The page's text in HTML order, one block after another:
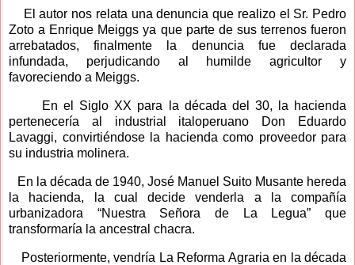
El autor nos relata una denuncia que realizo el Sr. Pedro
Zoto a Enrique Meiggs ya que parte de sus terrenos fueron
arrebatados, finalmente la denuncia fue declarada
infundada, perjudicando al humilde agricultor y
favoreciendo a Meiggs.
En el Siglo XX para la década del 30, la hacienda
pertenecería al industrial italoperuano Don Eduardo
Lavaggi, convirtiéndose la hacienda como proveedor para
su industria molinera.
En la década de 1940, José Manuel Suito Musante hereda
la hacienda, la cual decide venderla a la compañía
urbanizadora “Nuestra Señora de La Legua” que
transformaría la ancestral chacra.
Posteriormente, vendría La Reforma Agraria en la década